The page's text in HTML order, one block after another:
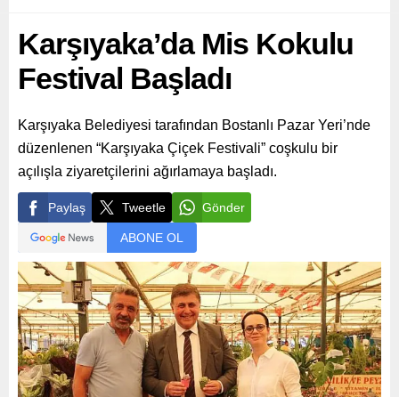
Karşıyaka’da Mis Kokulu
Festival Başladı
Karşıyaka Belediyesi tarafından Bostanlı Pazar Yeri’nde
düzenlenen “Karşıyaka Çiçek Festivali” coşkulu bir
açılışla ziyaretçilerini ağırlamaya başladı.
Paylaş Tweetle Gönder
ABONE OL